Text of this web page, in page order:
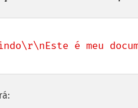
é meu